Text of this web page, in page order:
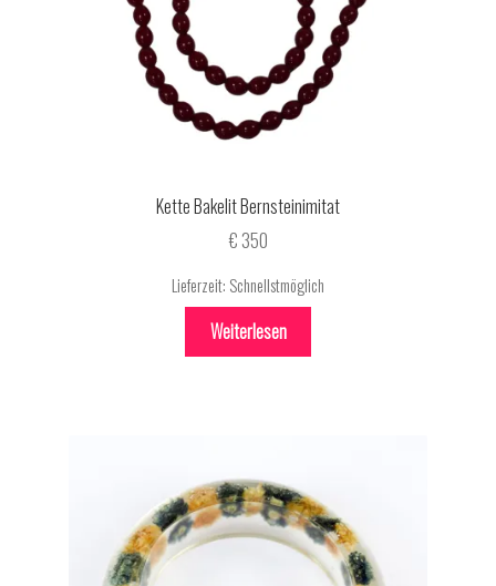
Kette Bakelit Bernsteinimitat
€ 350
Lieferzeit: Schnellstmöglich
Weiterlesen